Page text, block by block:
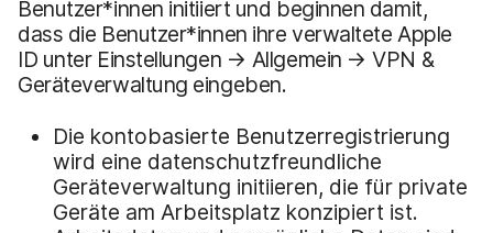
Benutzer*innen initiiert und beginnen damit,
dass die Benutzer*innen ihre verwaltete Apple
ID unter Einstellungen → Allgemein → VPN &
Geräteverwaltung eingeben.
Die kontobasierte Benutzerregistrierung
wird eine datenschutzfreundliche
Geräteverwaltung initiieren, die für private
Geräte am Arbeitsplatz konzipiert ist.